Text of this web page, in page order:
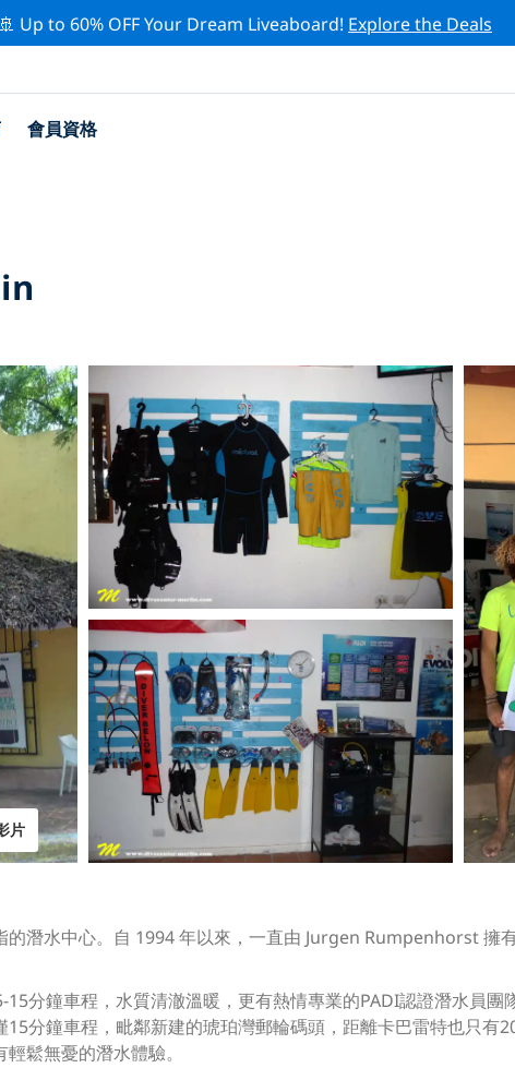
🚢 Up to 60% OFF Your Dream Liveaboard! Explore the Deals
會員資格
片
潛水中心。自 1994 年以來，一直由 Jurgen Rumpenhorst 擁
分鐘車程，水質清澈溫暖，更有熱情專業的PADI認證潛水員
分鐘車程，毗鄰新建的琥珀灣郵輪碼頭，距離卡巴雷特也只有
鬆無憂的潛水體驗。